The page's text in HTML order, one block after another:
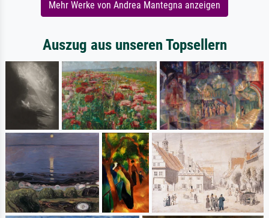
Mehr Werke von Andrea Mantegna anzeigen
Auszug aus unseren Topsellern